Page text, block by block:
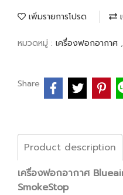
เพิ่มรายการโปรด
หมวดหมู่ : เครื่องฟอกอากาศ ,
Share
Product description
เครื่องฟอกอากาศ
SmokeStop